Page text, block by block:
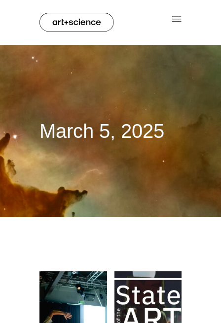
March 5, 2025